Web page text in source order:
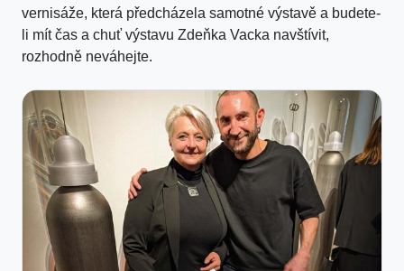
vernisáže, která předcházela samotné výstavě a budete-
li mít čas a chuť výstavu Zdeňka Vacka navštívit,
rozhodně neváhejte.